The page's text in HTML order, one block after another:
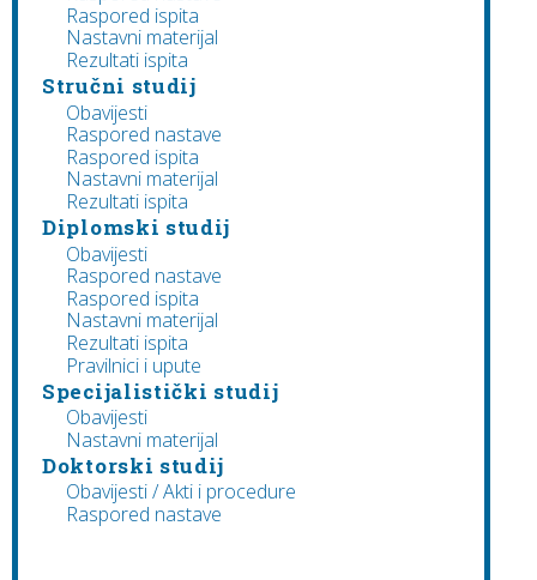
Raspored ispita
Nastavni materijal
Rezultati ispita
Stručni studij
Obavijesti
Raspored nastave
Raspored ispita
Nastavni materijal
Rezultati ispita
Diplomski studij
Obavijesti
Raspored nastave
Raspored ispita
Nastavni materijal
Rezultati ispita
Pravilnici i upute
Specijalistički studij
Obavijesti
Nastavni materijal
Doktorski studij
Obavijesti / Akti i procedure
Raspored nastave